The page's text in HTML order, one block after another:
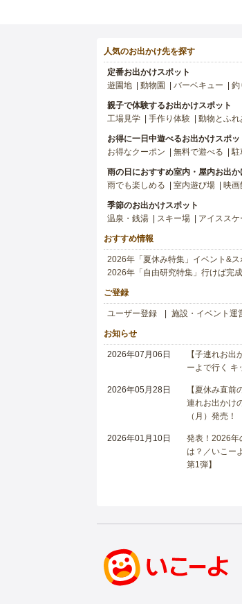
人気のお出かけ先を探す
定番お出かけスポット
遊園地
動物園 バーベキュー 釣
親子で体験するお出かけスポット
工場見学
手作り体験 動物とふれ
お得に一日中遊べるお出かけスポッ
お得なクーポン
無料で遊べる 駐
雨の日におすすめ室内・屋内お出か
雨でも楽しめる
室内遊び場 映画
季節のお出かけスポット
温泉・銭湯
スキー場 アイススケ
おすすめ情報
2026年「夏休み特集」イベント&ス
2026年「自由研究特集」行けば完
ご登録
ユーザー登録 施設・イベント運
お知らせ
2026年07月06日
【子連れお
ーよで行く キ
2026年05月28日
【夏休み直
連れお出かけ
（月）発売！
2026年01月10日
発表！2026年
は？／いこー
第1弾】